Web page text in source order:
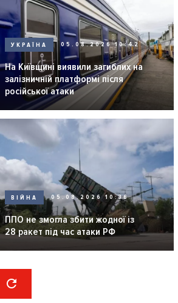
УКРАЇНА 05.08.2026 10:42
На Київщині виявили загиблих на
залізничній платформі після
російської атаки
ВІЙНА 05.08.2026 10:36
ППО не змогла збити жодної із
28 ракет під час атаки РФ